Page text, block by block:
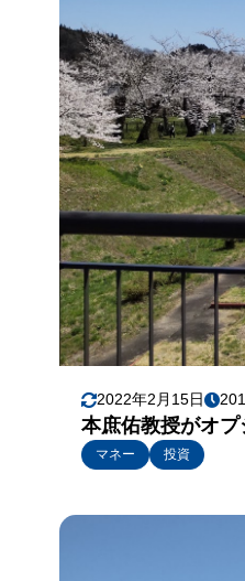
2022年2月15日
本庶佑教授がオ
マネー
投資